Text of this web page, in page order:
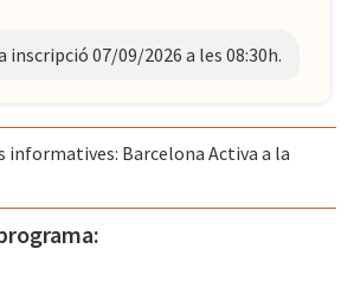
inscripció 07/09/2026 a les 08:30h.
informatives: Barcelona Activa a la